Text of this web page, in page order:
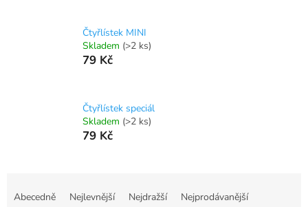
Čtyřlístek MINI
Skladem (>2 ks)
79 Kč
Čtyřlístek speciál
Skladem (>2 ks)
79 Kč
Abecedně Nejlevnější Nejdražší Nejprodávanější